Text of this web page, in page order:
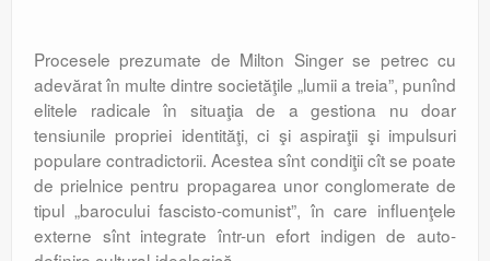
Procesele prezumate de Milton Singer se petrec cu
adevărat în multe dintre societăţile „lumii a treia”, punînd
elitele radicale în situaţia de a gestiona nu doar
tensiunile propriei identităţi, ci şi aspiraţii şi impulsuri
populare contradictorii. Acestea sînt condiţii cît se poate
de prielnice pentru propagarea unor conglomerate de
tipul „barocului fascisto-comunist”, în care influenţele
externe sînt integrate într-un efort indigen de auto-